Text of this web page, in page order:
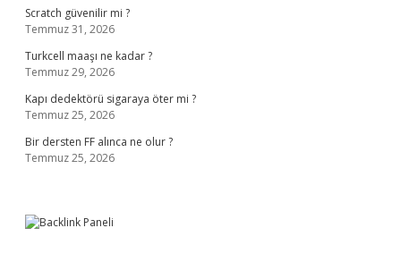
Scratch güvenilir mi ?
Temmuz 31, 2026
Turkcell maaşı ne kadar ?
Temmuz 29, 2026
Kapı dedektörü sigaraya öter mi ?
Temmuz 25, 2026
Bir dersten FF alınca ne olur ?
Temmuz 25, 2026